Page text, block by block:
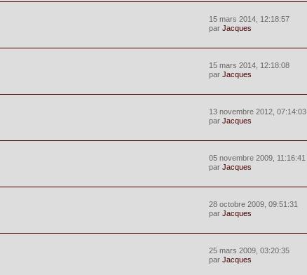
15 mars 2014, 12:18:57
parJacques
15 mars 2014, 12:18:08
parJacques
13 novembre 2012, 07:14:03
parJacques
05 novembre 2009, 11:16:41
parJacques
28 octobre 2009, 09:51:31
parJacques
25 mars 2009, 03:20:35
parJacques